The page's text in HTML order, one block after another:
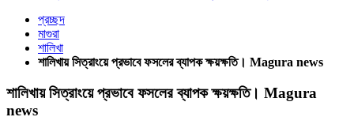
প্রচ্ছদ
মাগুরা
শালিখা
শালিখায় সিত্রাংয়ে প্রভাবে ফসলের ব্যাপক ক্ষয়ক্ষতি। Magura news
শালিখায় সিত্রাংয়ে প্রভাবে ফসলের ব্যাপক ক্ষয়ক্ষতি। Magura
news